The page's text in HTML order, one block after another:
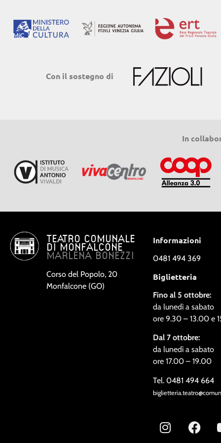
Con il sostegno di
In
TEATRO COMUNALE
DI MONFALCONE
MARLENA BONEZZI
Corso del Popolo, 20
Monfalcone (GO)
Informazioni
0481 494 369
Biglietteria
Fino al 5 ottobre:
da lunedì a sabato
ore 9.30 – 13.00 e
Dal 7 ottobre:
da lunedì a sabato
ore 17.00 – 19.00
Tel. 0481 494 664